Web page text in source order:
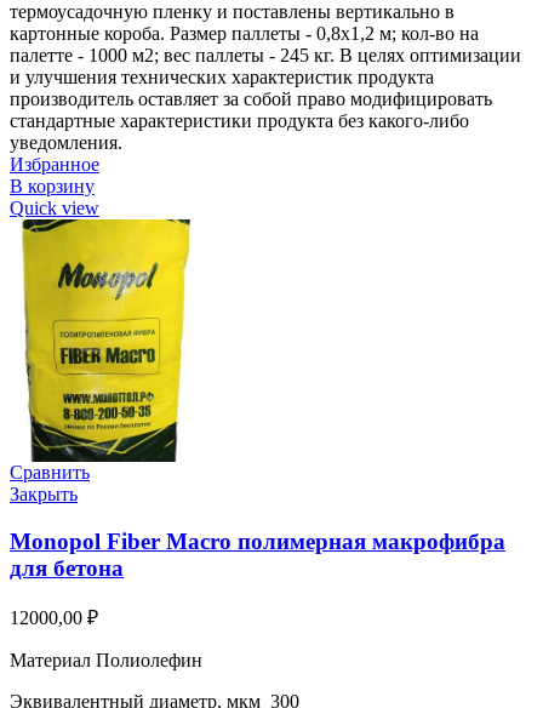
термоусадочную пленку и поставлены вертикально в
картонные короба. Размер паллеты - 0,8х1,2 м; кол-во на
палетте - 1000 м2; вес паллеты - 245 кг. В целях оптимизации
и улучшения технических характеристик продукта
производитель оставляет за собой право модифицировать
стандартные характеристики продукта без какого-либо
уведомления.
Избранное
В корзину
Quick view
Сравнить
Закрыть
Monopol Fiber Macro полимерная макрофибра
для бетона
12000,00 ₽
Материал Полиолефин
Эквивалентный диаметр, мкм 300